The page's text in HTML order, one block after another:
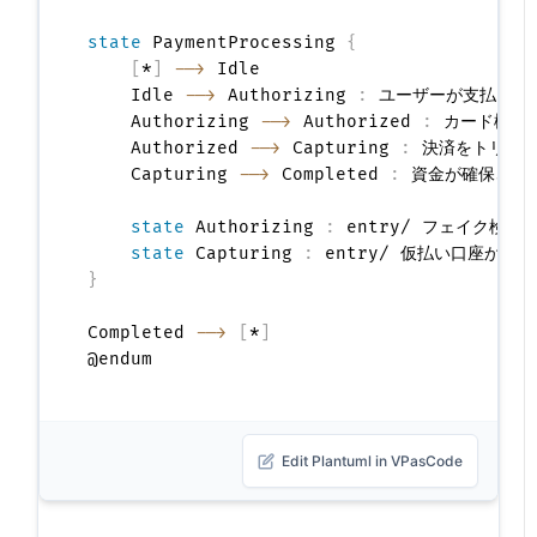
state PaymentProcessing {
* -->
Idle
    Idle
--> Authorizing :
ユーザーが支払いを
    Authorizing
--> Authorized :
カード検証
    Authorized
--> Capturing :
決済をトリガ
    Capturing
--> Completed : 資金が確保され
state Authorizing :
entry/ フェイク検出メ
state Capturing
:
}
Completed --> *
Edit Plantuml in VPasCode